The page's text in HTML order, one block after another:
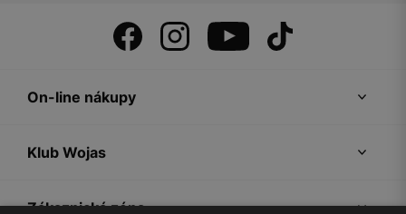
On-line nákupy
Klub Wojas
Zákaznická zóna